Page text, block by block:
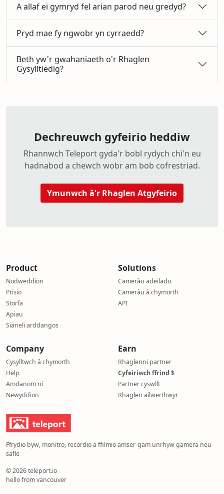
A allaf ei gymryd fel arian parod neu gredyd?
Pryd mae fy ngwobr yn cyrraedd?
Beth yw'r gwahaniaeth o'r Rhaglen
Gysylltiedig?
Dechreuwch gyfeirio heddiw
Rhannwch Teleport gyda'r bobl rydych chi'n eu
hadnabod a chewch wobr am bob cofrestriad.
Ymunwch â'r Rhaglen Atgyfeirio
Product
Nodweddion
Prisio
Storfa
Apiau
Sianeli arddangos
Solutions
Camerâu adeiladu
Camerâu â chymorth
API
Company
Cysylltwch â chymorth
Help
Amdanom ni
Newyddion
Earn
Rhaglenni partner
Cyfeiriwch ffrind $
Partner cyswllt
Rhaglen ailwerthwyr
Ffrydio byw, monitro, recordio a ffilmio amser-gam unrhyw gamera neu
safle
© 2026 teleport.io
hello from vancouver